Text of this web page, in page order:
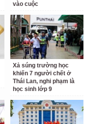
vào cuộc
Xả súng trường học
khiến 7 người chết ở
Thái Lan, nghi phạm là
học sinh lớp 9